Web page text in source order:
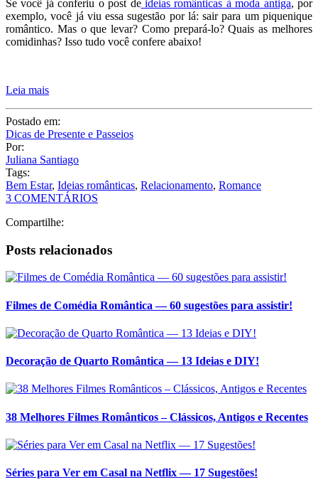
Postado em:
Dicas de Presente e Passeios
Por:
Juliana Santiago
3 COMENTÁRIOS
Compartilhe:
Posts relacionados
Filmes de Comédia Romântica — 60 sugestões para assistir!
Decoração de Quarto Romântica — 13 Ideias e DIY!
38 Melhores Filmes Românticos – Clássicos, Antigos e Recentes
Séries para Ver em Casal na Netflix — 17 Sugestões!